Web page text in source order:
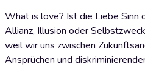
What is love? Ist die Liebe Sinn
Allianz, Illusion oder
weil wir uns zwischen
Ansprüchen und